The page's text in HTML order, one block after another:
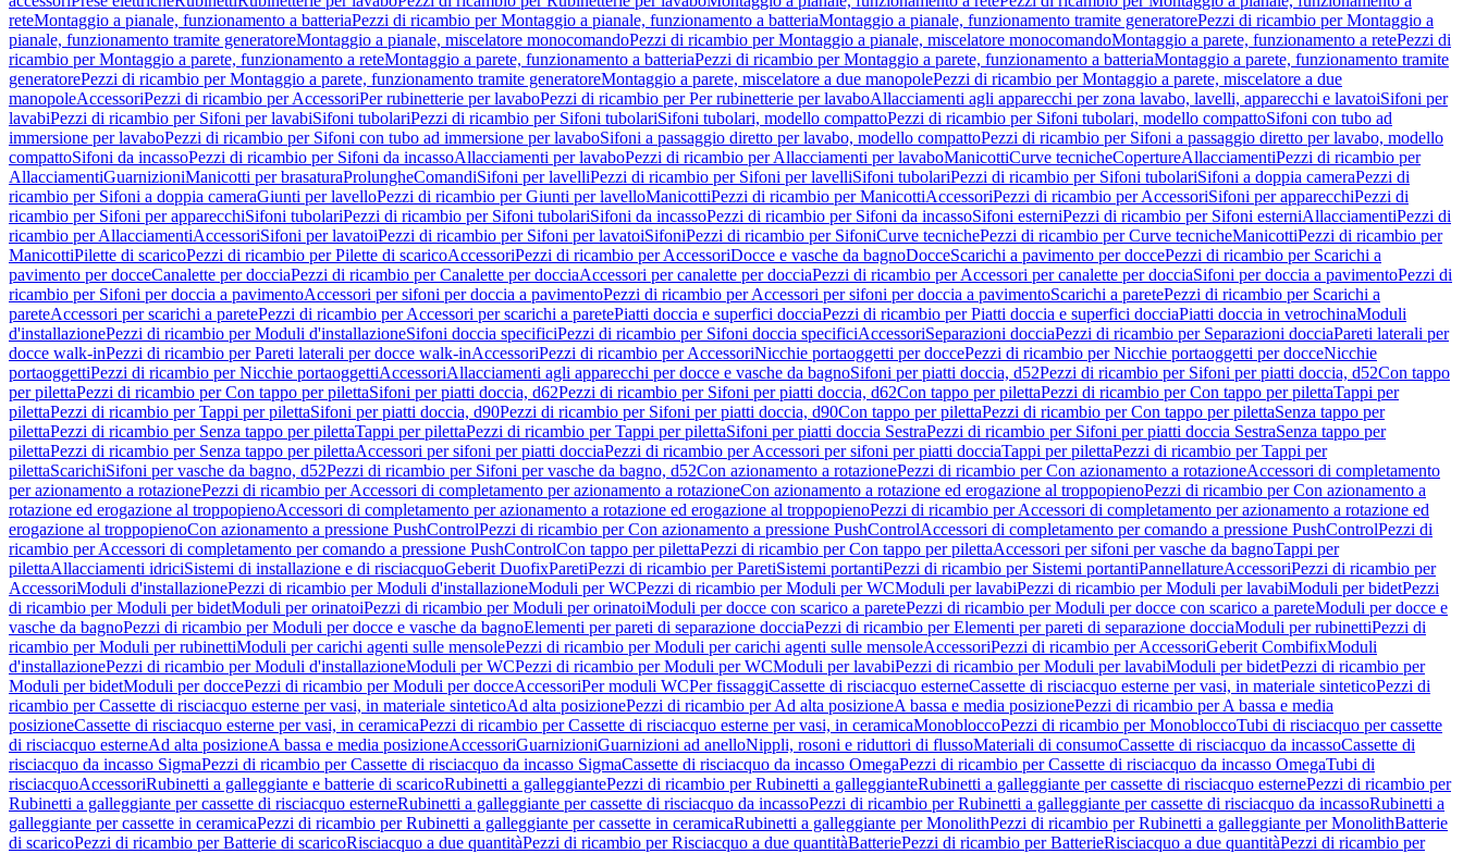
reteMontaggio a pianale, funzionamento a batteriaPezzi di ricambio per Montaggio a pianale, funzionamento a batteriaMontaggio a pianale, funzionamento tramite generatorePezzi di ricambio per Montaggio a
pianale, funzionamento tramite generatoreMontaggio a pianale, miscelatore monocomandoPezzi di ricambio per Montaggio a pianale, miscelatore monocomandoMontaggio a parete, funzionamento a retePezzi di
ricambio per Montaggio a parete, funzionamento a reteMontaggio a parete, funzionamento a batteriaPezzi di ricambio per Montaggio a parete, funzionamento a batteriaMontaggio a parete, funzionamento tramite
generatorePezzi di ricambio per Montaggio a parete, funzionamento tramite generatoreMontaggio a parete, miscelatore a due manopolePezzi di ricambio per Montaggio a parete, miscelatore a due
manopoleAccessoriPezzi di ricambio per AccessoriPer rubinetterie per lavaboPezzi di ricambio per Per rubinetterie per lavaboAllacciamenti agli apparecchi per zona lavabo, lavelli, apparecchi e lavatoiSifoni per
lavabiPezzi di ricambio per Sifoni per lavabiSifoni tubolariPezzi di ricambio per Sifoni tubolariSifoni tubolari, modello compattoPezzi di ricambio per Sifoni tubolari, modello compattoSifoni con tubo ad
immersione per lavaboPezzi di ricambio per Sifoni con tubo ad immersione per lavaboSifoni a passaggio diretto per lavabo, modello compattoPezzi di ricambio per Sifoni a passaggio diretto per lavabo, modello
compattoSifoni da incassoPezzi di ricambio per Sifoni da incassoAllacciamenti per lavaboPezzi di ricambio per Allacciamenti per lavaboManicottiCurve tecnicheCopertureAllacciamentiPezzi di ricambio per
AllacciamentiGuarnizioniManicotti per brasaturaProlungheComandiSifoni per lavelliPezzi di ricambio per Sifoni per lavelliSifoni tubolariPezzi di ricambio per Sifoni tubolariSifoni a doppia cameraPezzi di
ricambio per Sifoni a doppia cameraGiunti per lavelloPezzi di ricambio per Giunti per lavelloManicottiPezzi di ricambio per ManicottiAccessoriPezzi di ricambio per AccessoriSifoni per apparecchiPezzi di
ricambio per Sifoni per apparecchiSifoni tubolariPezzi di ricambio per Sifoni tubolariSifoni da incassoPezzi di ricambio per Sifoni da incassoSifoni esterniPezzi di ricambio per Sifoni esterniAllacciamentiPezzi di
ricambio per AllacciamentiAccessoriSifoni per lavatoiPezzi di ricambio per Sifoni per lavatoiSifoniPezzi di ricambio per SifoniCurve tecnichePezzi di ricambio per Curve tecnicheManicottiPezzi di ricambio per
ManicottiPilette di scaricoPezzi di ricambio per Pilette di scaricoAccessoriPezzi di ricambio per AccessoriDocce e vasche da bagnoDocceScarichi a pavimento per doccePezzi di ricambio per Scarichi a
pavimento per docceCanalette per docciaPezzi di ricambio per Canalette per docciaAccessori per canalette per docciaPezzi di ricambio per Accessori per canalette per docciaSifoni per doccia a pavimentoPezzi di
ricambio per Sifoni per doccia a pavimentoAccessori per sifoni per doccia a pavimentoPezzi di ricambio per Accessori per sifoni per doccia a pavimentoScarichi a paretePezzi di ricambio per Scarichi a
pareteAccessori per scarichi a paretePezzi di ricambio per Accessori per scarichi a paretePiatti doccia e superfici docciaPezzi di ricambio per Piatti doccia e superfici docciaPiatti doccia in vetrochinaModuli
d'installazionePezzi di ricambio per Moduli d'installazioneSifoni doccia specificiPezzi di ricambio per Sifoni doccia specificiAccessoriSeparazioni docciaPezzi di ricambio per Separazioni docciaPareti laterali per
docce walk-inPezzi di ricambio per Pareti laterali per docce walk-inAccessoriPezzi di ricambio per AccessoriNicchie portaoggetti per doccePezzi di ricambio per Nicchie portaoggetti per docceNicchie
portaoggettiPezzi di ricambio per Nicchie portaoggettiAccessoriAllacciamenti agli apparecchi per docce e vasche da bagnoSifoni per piatti doccia, d52Pezzi di ricambio per Sifoni per piatti doccia, d52Con tappo
per pilettaPezzi di ricambio per Con tappo per pilettaSifoni per piatti doccia, d62Pezzi di ricambio per Sifoni per piatti doccia, d62Con tappo per pilettaPezzi di ricambio per Con tappo per pilettaTappi per
pilettaPezzi di ricambio per Tappi per pilettaSifoni per piatti doccia, d90Pezzi di ricambio per Sifoni per piatti doccia, d90Con tappo per pilettaPezzi di ricambio per Con tappo per pilettaSenza tappo per
pilettaPezzi di ricambio per Senza tappo per pilettaTappi per pilettaPezzi di ricambio per Tappi per pilettaSifoni per piatti doccia SestraPezzi di ricambio per Sifoni per piatti doccia SestraSenza tappo per
pilettaPezzi di ricambio per Senza tappo per pilettaAccessori per sifoni per piatti docciaPezzi di ricambio per Accessori per sifoni per piatti docciaTappi per pilettaPezzi di ricambio per Tappi per
pilettaScarichiSifoni per vasche da bagno, d52Pezzi di ricambio per Sifoni per vasche da bagno, d52Con azionamento a rotazionePezzi di ricambio per Con azionamento a rotazioneAccessori di completamento
per azionamento a rotazionePezzi di ricambio per Accessori di completamento per azionamento a rotazioneCon azionamento a rotazione ed erogazione al troppopienoPezzi di ricambio per Con azionamento a
rotazione ed erogazione al troppopienoAccessori di completamento per azionamento a rotazione ed erogazione al troppopienoPezzi di ricambio per Accessori di completamento per azionamento a rotazione ed
erogazione al troppopienoCon azionamento a pressione PushControlPezzi di ricambio per Con azionamento a pressione PushControlAccessori di completamento per comando a pressione PushControlPezzi di
ricambio per Accessori di completamento per comando a pressione PushControlCon tappo per pilettaPezzi di ricambio per Con tappo per pilettaAccessori per sifoni per vasche da bagnoTappi per
pilettaAllacciamenti idriciSistemi di installazione e di risciacquoGeberit DuofixParetiPezzi di ricambio per ParetiSistemi portantiPezzi di ricambio per Sistemi portantiPannellatureAccessoriPezzi di ricambio per
AccessoriModuli d'installazionePezzi di ricambio per Moduli d'installazioneModuli per WCPezzi di ricambio per Moduli per WCModuli per lavabiPezzi di ricambio per Moduli per lavabiModuli per bidetPezzi
di ricambio per Moduli per bidetModuli per orinatoiPezzi di ricambio per Moduli per orinatoiModuli per docce con scarico a paretePezzi di ricambio per Moduli per docce con scarico a pareteModuli per docce e
vasche da bagnoPezzi di ricambio per Moduli per docce e vasche da bagnoElementi per pareti di separazione docciaPezzi di ricambio per Elementi per pareti di separazione docciaModuli per rubinettiPezzi di
ricambio per Moduli per rubinettiModuli per carichi agenti sulle mensolePezzi di ricambio per Moduli per carichi agenti sulle mensoleAccessoriPezzi di ricambio per AccessoriGeberit CombifixModuli
d'installazionePezzi di ricambio per Moduli d'installazioneModuli per WCPezzi di ricambio per Moduli per WCModuli per lavabiPezzi di ricambio per Moduli per lavabiModuli per bidetPezzi di ricambio per
Moduli per bidetModuli per doccePezzi di ricambio per Moduli per docceAccessoriPer moduli WCPer fissaggiCassette di risciacquo esterneCassette di risciacquo esterne per vasi, in materiale sinteticoPezzi di
ricambio per Cassette di risciacquo esterne per vasi, in materiale sinteticoAd alta posizionePezzi di ricambio per Ad alta posizioneA bassa e media posizionePezzi di ricambio per A bassa e media
posizioneCassette di risciacquo esterne per vasi, in ceramicaPezzi di ricambio per Cassette di risciacquo esterne per vasi, in ceramicaMonobloccoPezzi di ricambio per MonobloccoTubi di risciacquo per cassette
di risciacquo esterneAd alta posizioneA bassa e media posizioneAccessoriGuarnizioniGuarnizioni ad anelloNippli, rosoni e riduttori di flussoMateriali di consumoCassette di risciacquo da incassoCassette di
risciacquo da incasso SigmaPezzi di ricambio per Cassette di risciacquo da incasso SigmaCassette di risciacquo da incasso OmegaPezzi di ricambio per Cassette di risciacquo da incasso OmegaTubi di
risciacquoAccessoriRubinetti a galleggiante e batterie di scaricoRubinetti a galleggiantePezzi di ricambio per Rubinetti a galleggianteRubinetti a galleggiante per cassette di risciacquo esternePezzi di ricambio per
Rubinetti a galleggiante per cassette di risciacquo esterneRubinetti a galleggiante per cassette di risciacquo da incassoPezzi di ricambio per Rubinetti a galleggiante per cassette di risciacquo da incassoRubinetti a
galleggiante per cassette in ceramicaPezzi di ricambio per Rubinetti a galleggiante per cassette in ceramicaRubinetti a galleggiante per MonolithPezzi di ricambio per Rubinetti a galleggiante per MonolithBatterie
di scaricoPezzi di ricambio per Batterie di scaricoRisciacquo a due quantitàPezzi di ricambio per Risciacquo a due quantitàBatteriePezzi di ricambio per BatterieRisciacquo a due quantitàPezzi di ricambio per